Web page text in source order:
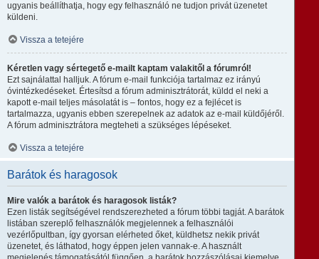
ugyanis beállíthatja, hogy egy felhasználó ne tudjon privát üzenetet
küldeni.
Vissza a tetejére
Kéretlen vagy sértegető e-mailt kaptam valakitől a fórumról!
Ezt sajnálattal halljuk. A fórum e-mail funkciója tartalmaz ez irányú
óvintézkedéseket. Értesítsd a fórum adminisztrátorát, küldd el neki a
kapott e-mail teljes másolatát is – fontos, hogy ez a fejlécet is
tartalmazza, ugyanis ebben szerepelnek az adatok az e-mail küldőjéről.
A fórum adminisztrátora megteheti a szükséges lépéseket.
Vissza a tetejére
Barátok és haragosok
Mire valók a barátok és haragosok listák?
Ezen listák segítségével rendszerezheted a fórum többi tagját. A barátok
listában szereplő felhasználók megjelennek a felhasználói
vezérlőpultban, így gyorsan elérheted őket, küldhetsz nekik privát
üzenetet, és láthatod, hogy éppen jelen vannak-e. A használt